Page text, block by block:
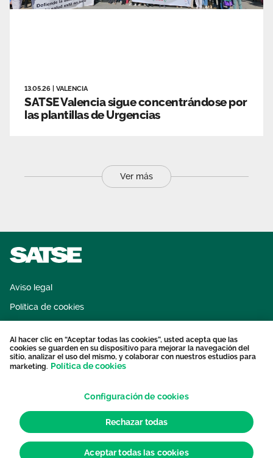
13.05.26 VALENCIA
SATSE Valencia sigue concentrándose por
las plantillas de Urgencias
Ver más
Aviso legal
Política de cookies
Protección datos personales
Contacto
Al hacer clic en “Aceptar todas las cookies”, usted acepta que las
cookies se guarden en su dispositivo para mejorar la navegación del
sitio, analizar el uso del mismo, y colaborar con nuestros estudios para
marketing. Política de cookies
Configuración de cookies
Rechazar todas
Aceptar todas las cookies